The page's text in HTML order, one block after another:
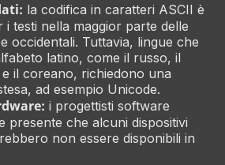
la codifica in caratteri ASCII è
i testi nella maggior parte delle
occidentali. Tuttavia, lingue che
latino, come il russo, il
il coreano, richiedono una
ad esempio Unicode.
i progettisti software
presente che alcuni dispositivi
non essere disponibili in